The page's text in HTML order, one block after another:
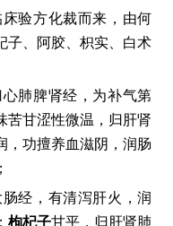
验方化裁而来，由何
子、阿胶、枳实、白术
肺脾肾经，为补气第
苦甘涩性微温，归肝肾
，功擅养血滋阴，润肠
经，有清泻肝火，润
枸杞子甘平，归肝肾肺